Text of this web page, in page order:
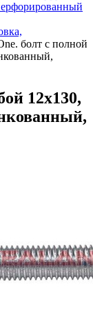
болт с полной
12х130,